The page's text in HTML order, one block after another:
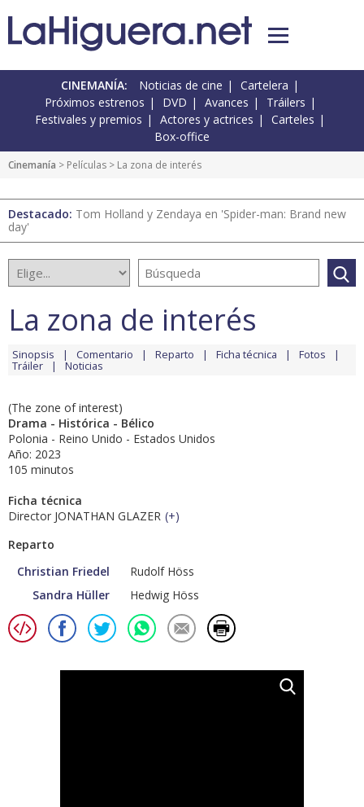
CINEMANÍA: Noticias de cine
Cartelera
Próximos estrenos
DVD Avances
Tráilers
Festivales y premios
Actores y actrices
Carteles
Box-office
Cinemanía > Películas > La zona de interés
Destacado: Tom Holland y Zendaya en 'Spider-man: Brand new
day'
La zona de interés
Sinopsis Comentario Reparto Ficha técnica Fotos
Tráiler Noticias
(The zone of interest)
Drama - Histórica - Bélico
Polonia - Reino Unido - Estados Unidos
Año: 2023
105 minutos
Ficha técnica
Director JONATHAN GLAZER (+)
Reparto
Christian Friedel
Rudolf Höss
Sandra Hüller
Hedwig Höss